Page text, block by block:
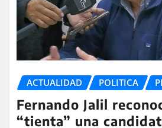
ACTUALIDAD POLITICA
Fernando Jalil
“tienta” una